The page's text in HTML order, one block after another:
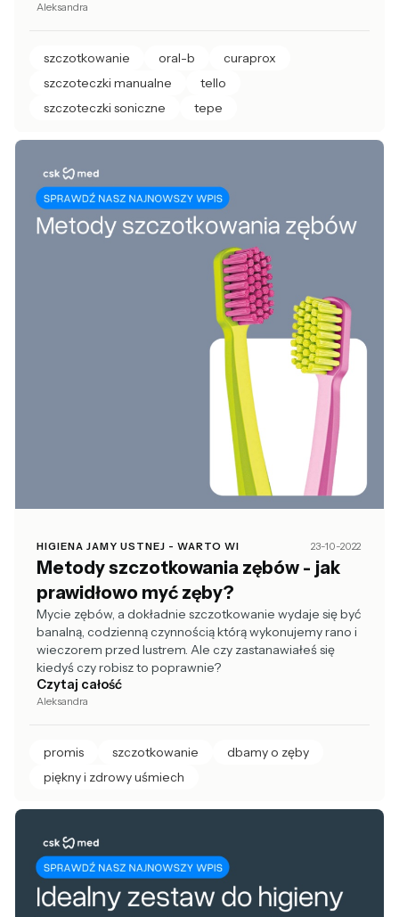
Aleksandra
szczotkowanie oral-b
curaprox
szczoteczki manualne
tello
szczoteczki soniczne
tepe
HIGIENA JAMY USTNEJ - WARTO WI 23-10-2022
Metody szczotkowania zębów - jak
prawidłowo myć zęby?
Mycie zębów, a dokładnie szczotkowanie wydaje się być
banalną, codzienną czynnością którą wykonujemy rano i
wieczorem przed lustrem. Ale czy zastanawiałeś się
kiedyś czy robisz to poprawnie?
Czytaj całość
Aleksandra
promis szczotkowanie
dbamy o zęby
piękny i zdrowy uśmiech